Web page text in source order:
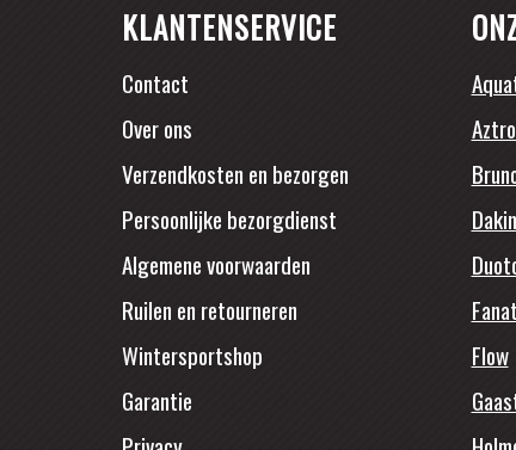
KLANTENSERVICE
Contact
Over ons
Verzendkosten en bezorgen
Persoonlijke bezorgdienst
Algemene voorwaarden
Ruilen en retourneren
Wintersportshop
Garantie
Flow